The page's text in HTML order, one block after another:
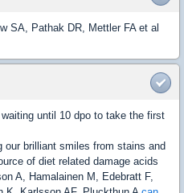
SA, Pathak DR, Mettler FA et al
waiting until 10 dpo to take the first
our brilliant smiles from stains and
of diet related damage acids
A, Hamalainen M, Edebratt F,